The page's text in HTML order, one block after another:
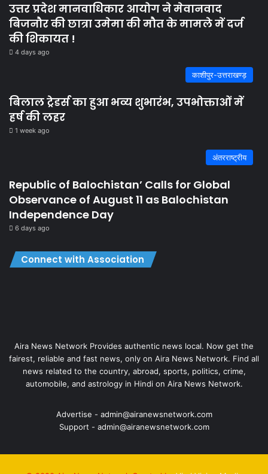
उत्तर प्रदेश मानवाधिकार आयोग ने मेवानवाद
बिजनौर की छात्रा उमेमा की मौत के मामले में दर्ज
की शिकायत !
4 days ago
काशीपुर-उत्तराखण्ड़
बिलाल ट्रेडर्स का हुआ भव्य शुभारंभ, उपभोक्ताओं में
हर्ष की लहर
1 week ago
अंतरराष्ट्रीय
Republic of Balochistan’ Calls for Global
Observance of August 11 as Balochistan
Independence Day
6 days ago
Connect with Association
Aira News Network Provides authentic news local. Now get the
fairest, reliable and fast news, only on Aira News Network. Find all
news related to the country, abroad, sports, politics, crime,
automobile, and astrology in Hindi on Aira News Network.
Advertise - admin@airanewsnetwork.com
Support - admin@airanewsnetwork.com